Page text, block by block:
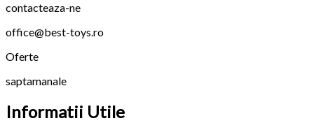
contacteaza-ne
office@best-toys.ro
Oferte
saptamanale
Informatii Utile